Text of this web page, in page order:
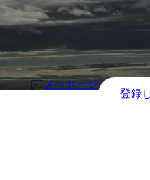
メッセージ
登録